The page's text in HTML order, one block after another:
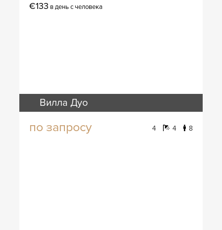
€133 в день с человека
Вилла Дуо
по запросу 4 4 8